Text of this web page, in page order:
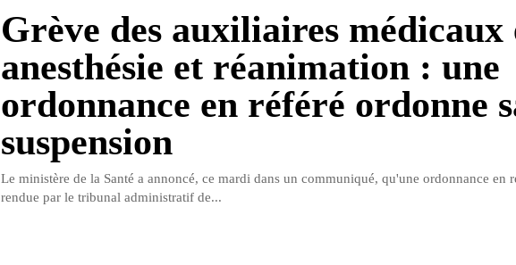
Grève des auxiliaires médicaux
anesthésie et réanimation : une
ordonnance en référé ordonne
suspension
Le ministère de la Santé a annoncé, ce mardi dans un communiqué, qu'une ordonnance en
rendue par le tribunal administratif de...